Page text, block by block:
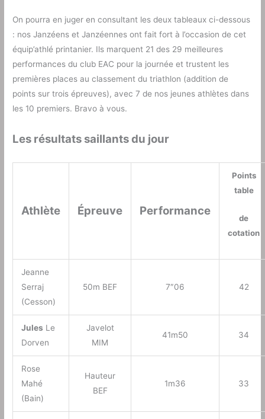
On pourra en juger en consultant les deux tableaux ci-dessous
: nos Janzéens et Janzéennes ont fait fort à l’occasion de cet
équip’athlé printanier. Ils marquent 21 des 29 meilleures
performances du club EAC pour la journée et trustent les
premières places au classement du triathlon (addition de
points sur trois épreuves), avec 7 de nos jeunes athlètes dans
les 10 premiers. Bravo à vous.
Les résultats saillants du jour
Athlète Épreuve Performance
Points
table
de
cotation
Jeanne
Serraj
(Cesson)
50m BEF 7″06 42
Jules Le
Dorven
Javelot
MIM
41m50 34
Rose
Mahé
(Bain)
Hauteur
BEF
1m36 33